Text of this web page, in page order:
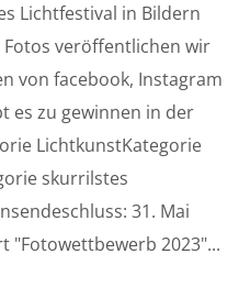
Lichtfestival in Bildern
veröffentlichen wir
von facebook, Instagram
es zu gewinnen in der
LichtkunstKategorie
skurrilstes
31. Mai
"Fotowettbewerb 2023"...